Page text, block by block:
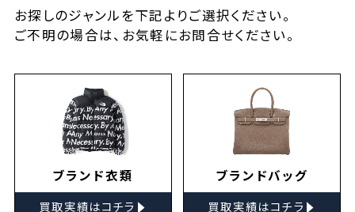
お探しのジャンルを下記よりご選択ください。
ご不明の場合は、お気軽にお問合せください。
ブランド衣類
買取実績はコチラ ▸
ブランドバッグ
買取実績はコチラ ▸